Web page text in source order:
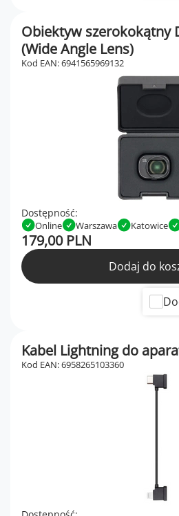
Obiektyw szerokokątny
(Wide Angle Lens)
Kod EAN: 6941565969132
Dostępność:
Online Warszawa Katowice
179,00 PLN
Dodaj do
Kabel Lightning do
Kod EAN: 6958265103360